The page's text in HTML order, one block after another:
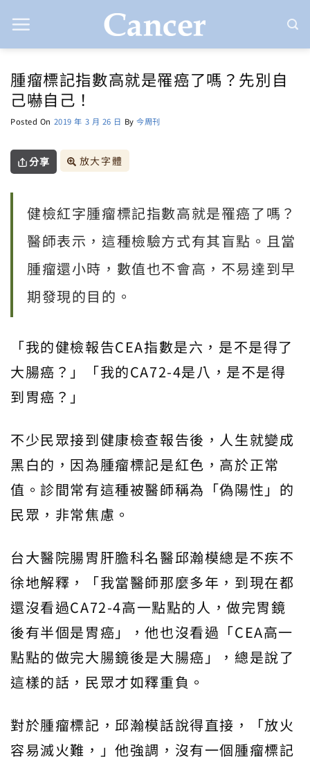
to
腫瘤標記指數高就是罹癌了嗎？先別自
己嚇自己！
Posted On 2019 年 3 月 26 日 By今周刊
分享 放大字體
健檢紅字腫瘤標記指數高就是罹癌了嗎？
醫師表示，這種檢驗方式有其盲點。且當
腫瘤還小時，數值也不會高，不易達到早
期發現的目的。
「我的健檢報告CEA指數是六，是不是得了
大腸癌？」「我的CA72-4是八，是不是得
到胃癌？」
不少民眾接到健康檢查報告後，人生就變成
黑白的，因為腫瘤標記是紅色，高於正常
值。診間常有這種被醫師稱為「偽陽性」的
民眾，非常焦慮。
台大醫院腸胃肝膽科名醫邱瀚模總是不疾不
徐地解釋，「我當醫師那麼多年，到現在都
還沒看過CA72-4高一點點的人，做完胃鏡
後有半個是胃癌」，他也沒看過「CEA高一
點點的做完大腸鏡後是大腸癌」，總是說了
這樣的話，民眾才如釋重負。
對於腫瘤標記，邱瀚模話說得直接，「放火
容易滅火難，」他強調，沒有一個腫瘤標記